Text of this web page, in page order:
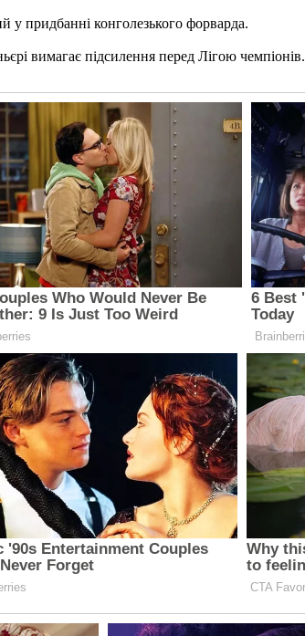
у придбанні конголезького форварда.
вимагає підсилення перед Лігою чемпіонів.